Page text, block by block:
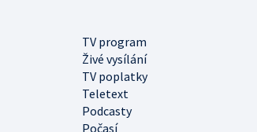
TV program
Živé vysílání
TV poplatky
Teletext
Podcasty
Počasí